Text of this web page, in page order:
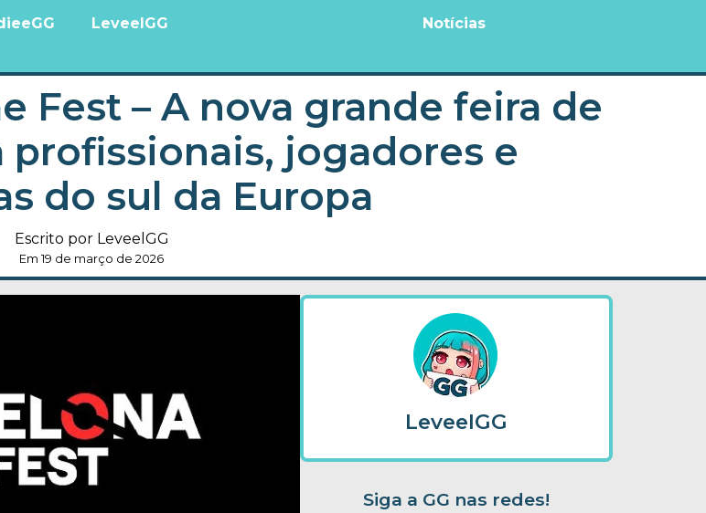
LeveelGG Notícias
Fest – A nova grande feira de
jogadores e
do sul da Europa
Escrito por LeveelGG
Em 19 de março de 2026
LeveelGG
Siga a GG nas redes!